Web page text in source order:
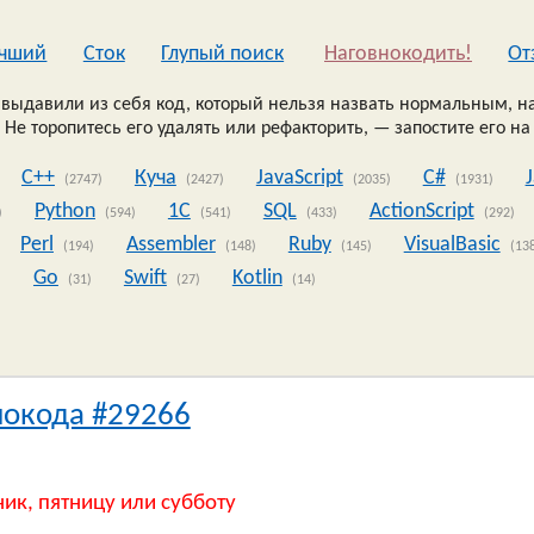
Сток Глупый поиск Наговнокодить!
из себя код, который нельзя назвать нормальным,
торопитесь его удалять или рефакторить, — запостите его
C++ (2747) Куча (2427) JavaScript (2035) C# (1931)
Python (594) 1C (541) SQL (433) ActionScript (292)
Perl (194) Assembler (148) Ruby (145) VisualBasic
Go (31) Swift (27) Kotlin (14)
#29266
пятницу или субботу